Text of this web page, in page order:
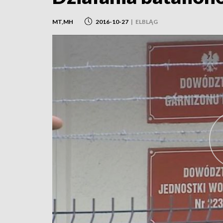
MT,MH 2016-10-27 | ELBLĄG